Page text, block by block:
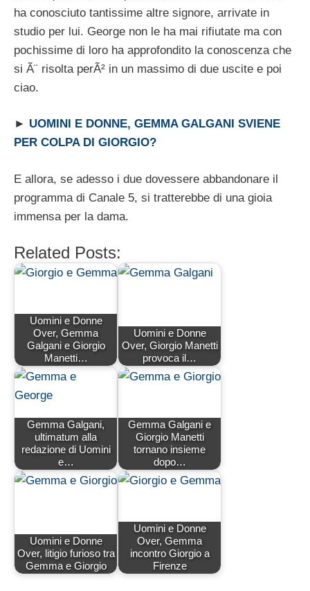
ha conosciuto tantissime altre signore, arrivate in
studio per lui. George non le ha mai rifiutate ma con
pochissime di loro ha approfondito la conoscenza che
si Ã¨ risolta perÃ² in un massimo di due uscite e poi
ciao.
► UOMINI E DONNE, GEMMA GALGANI SVIENE
PER COLPA DI GIORGIO?
E allora, se adesso i due dovessere abbandonare il
programma di Canale 5, si tratterebbe di una gioia
immensa per la dama.
Related Posts:
Uomini e Donne
Over, Gemma
Galgani e Giorgio
Manetti…
Uomini e Donne
Over, Giorgio Manetti
provoca il…
Gemma Galgani,
ultimatum alla
redazione di Uomini
e…
Gemma Galgani e
Giorgio Manetti
tornano insieme
dopo…
Uomini e Donne
Over, litigio furioso tra
Gemma e Giorgio
Uomini e Donne
Over, Gemma
incontro Giorgio a
Firenze